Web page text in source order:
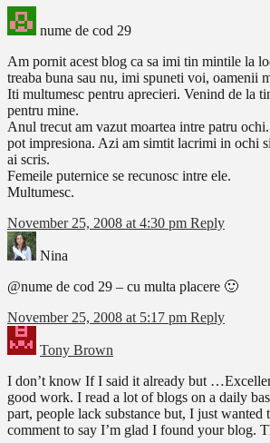
nume de cod 29
Am pornit acest blog ca sa imi tin mintile la
treaba buna sau nu, imi spuneti voi, oamenii
Iti multumesc pentru aprecieri. Venind de la
pentru mine.
Anul trecut am vazut moartea intre patru
pot impresiona. Azi am simtit lacrimi in ochi
ai scris.
Femeile puternice se recunosc intre ele.
Multumesc.
November 25, 2008 at 4:30 pm Reply
Nina
@nume de cod 29 – cu multa placere 🙂
November 25, 2008 at 5:17 pm Reply
Tony Brown
I don’t know If I said it already but
good work. I read a lot of blogs on a daily
part, people lack substance but, I just wanted
comment to say I’m glad I found your blog.